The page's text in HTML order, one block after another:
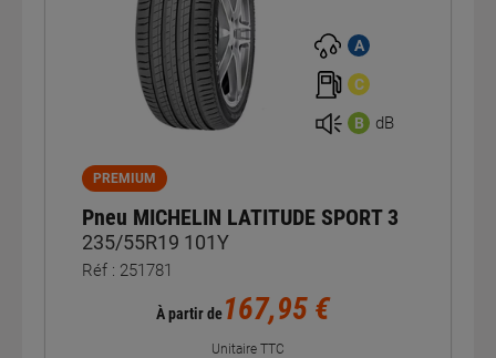
A
C
B dB
PREMIUM
Pneu MICHELIN LATITUDE SPORT 3
235/55R19 101Y
Réf : 251781
À partir de167,95 €
Unitaire TTC